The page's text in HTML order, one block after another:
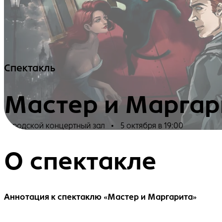
Спектакль
Мастер и
Городской концертный зал • 5 октября в 19:00
О спектакле
Аннотация к спектаклю «Мастер и Маргарита»